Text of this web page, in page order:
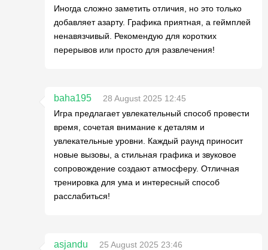
Иногда сложно заметить отличия, но это только
добавляет азарту. Графика приятная, а геймплей
ненавязчивый. Рекомендую для коротких
перерывов или просто для развлечения!
baha195
28 August 2025 12:45
Игра предлагает увлекательный способ провести
время, сочетая внимание к деталям и
увлекательные уровни. Каждый раунд приносит
новые вызовы, а стильная графика и звуковое
сопровождение создают атмосферу. Отличная
тренировка для ума и интересный способ
расслабиться!
asjandu
25 August 2025 23:46